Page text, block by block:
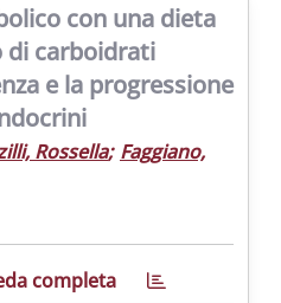
con una dieta
di carboidrati
e la progressione
Rossella; Faggiano,
completa